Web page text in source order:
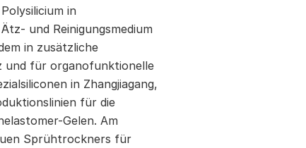
in
und Reinigungsmedium
in zusätzliche
und für organofunktionelle
in Zhangjiagang,
für die
Gelen. Am
Sprühtrockners für